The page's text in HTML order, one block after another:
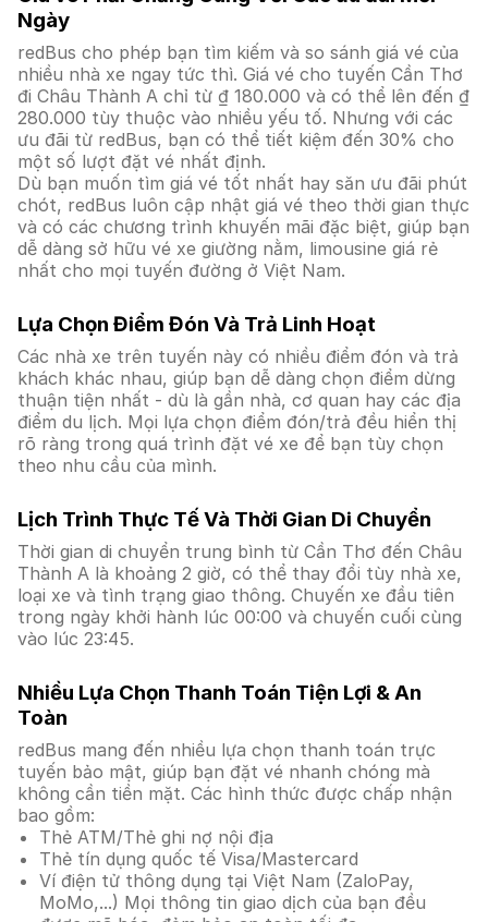
Ngày
redBus cho phép bạn tìm kiếm và so sánh giá vé của
nhiều nhà xe ngay tức thì. Giá vé cho tuyến Cần Thơ
đi Châu Thành A chỉ từ ₫ 180.000 và có thể lên đến ₫
280.000 tùy thuộc vào nhiều yếu tố. Nhưng với các
ưu đãi từ redBus, bạn có thể tiết kiệm đến 30% cho
một số lượt đặt vé nhất định.
Dù bạn muốn tìm giá vé tốt nhất hay săn ưu đãi phút
chót, redBus luôn cập nhật giá vé theo thời gian thực
và có các chương trình khuyến mãi đặc biệt, giúp bạn
dễ dàng sở hữu vé xe giường nằm, limousine giá rẻ
nhất cho mọi tuyến đường ở Việt Nam.
Lựa Chọn Điểm Đón Và Trả Linh Hoạt
Các nhà xe trên tuyến này có nhiều điểm đón và trả
khách khác nhau, giúp bạn dễ dàng chọn điểm dừng
thuận tiện nhất - dù là gần nhà, cơ quan hay các địa
điểm du lịch. Mọi lựa chọn điểm đón/trả đều hiển thị
rõ ràng trong quá trình đặt vé xe để bạn tùy chọn
theo nhu cầu của mình.
Lịch Trình Thực Tế Và Thời Gian Di Chuyển
Thời gian di chuyển trung bình từ Cần Thơ đến Châu
Thành A là khoảng 2 giờ, có thể thay đổi tùy nhà xe,
loại xe và tình trạng giao thông. Chuyến xe đầu tiên
trong ngày khởi hành lúc 00:00 và chuyến cuối cùng
vào lúc 23:45.
Nhiều Lựa Chọn Thanh Toán Tiện Lợi & An
Toàn
redBus mang đến nhiều lựa chọn thanh toán trực
tuyến bảo mật, giúp bạn đặt vé nhanh chóng mà
không cần tiền mặt. Các hình thức được chấp nhận
bao gồm:
Thẻ ATM/Thẻ ghi nợ nội địa
Thẻ tín dụng quốc tế Visa/Mastercard
Ví điện tử thông dụng tại Việt Nam (ZaloPay,
MoMo,...) Mọi thông tin giao dịch của bạn đều